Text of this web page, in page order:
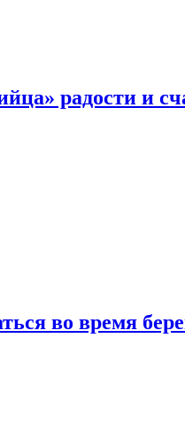
радости и
во время